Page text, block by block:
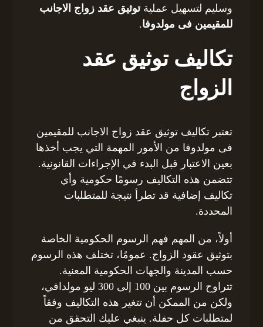
وسليم لتسهيل عمليةتوثيق عقد زواج الاجانب
للمقيمين فى مولدوفا.
تكاليف توثيق عقد
الزواج
تعتبر تكاليف توثيق عقد زواج الاجانب للمقيمين
فى مولدوفا من الأمور المهمة التي يجب أخذها
بعين الاعتبار قبل البدء في الإجراءات القانونية.
تتضمن هذه التكاليف رسومًا حكومية وأي
تكاليف إضافية قد تطرأ نتيجة للمتطلبات
المحددة.
أولاً، من المهم فهم الرسوم الحكومية الخاصة
بتوثيق عقود الزواج. عمومًا، تختلف هذه الرسوم
حسب المدينة والجهات الحكومية المعنية.
تتراوح الرسوم بين 100 إلى 300 ليو مولدافي،
ولكن من الممكن أن تتغير هذه التكاليف وفقاً
لمتطلبات كل حفلة. ينبغي عليك التحقق من